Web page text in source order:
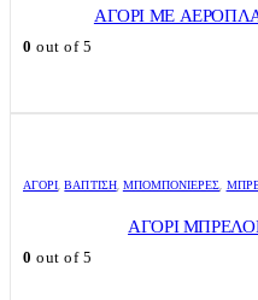
ΑΓΟΡΙ ΜΕ
0 out of 5
ΑΓΌΡΙ,ΒΑΠΤΙΣΗ, ΜΠΟΜΠΟΝΙΈΡΕΣ,
ΑΓΟΡΙ
0 out of 5